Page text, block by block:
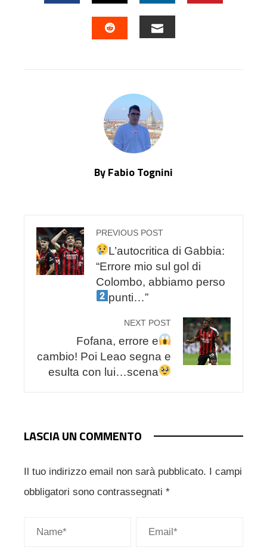
FACEBOOKTWITTERLINKEDIN
By Fabio Tognini
PREVIOUS POST
L’autocritica di Gabbia:
“Errore mio sul gol di
Colombo, abbiamo perso
punti…”
NEXT POST
Fofana, errore e
cambio! Poi Leao segna e
esulta con lui…scena
LASCIA UN COMMENTO
Il tuo indirizzo email non sarà pubblicato.
I campi
obbligatori sono contrassegnati *